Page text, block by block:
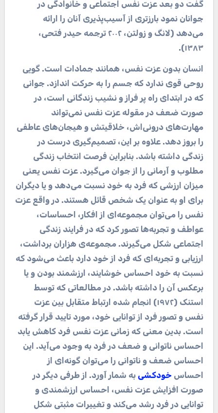
گفت دو بعد عزت نفس اجتماعی و خانوادگی در
جوانان نمود بارزتری از آسیب‌پذیری آنان را ارائه
می‌دهد (لانگ و زولتن، ۲۰۰۲ ترجمه حیدر فتحی،
۱۳۸۳) .
انسان بدون عزت نفس، همانند جمادات است. گویی
روحی قوی ندارد که جسم را به حرکت اندازد. جوانی
که در ابتدای راه پر فراز و نشیب زندگانی است، در
صورت ضعف در مقوله عزت نفس نمی‌تواند
مهارت‌های درونی‌اش، خلاقیتش و هیجان‌های عاطفی
را بروز دهد. علاوه بر این، تصمیم‌گیری درست در
زندگی داشته باشد. بنابراین فرصت انتخاب زندگی
مطلوب و آرمانی را از جوان می‌گیرد. عزت نفس یعنی
میزان ارزشی که فرد به خود نسبت می‌دهد و یا دیگران
برای او به عنوان یک شخص قائل هستند. در واقع عزت
نفس را می‌توان مجموعه‌ای از افکار، احساسات،
عواطف و تجربه‌ها تصور کرد که در فرایند زندگی
اجتماعی شکل می‌گیرند. مجموعه‌ی هزاران برداشت،
ارزیابی و تجربه‌ای که فرد از خود دارد باعث می‌شود که
نسبت به خود احساس خوشایند، ارزشمند بودن و یا
برعکس آن را داشته باشد. در مطالعاتی که توسط
استنک (۱۹۷۲) انجام شده ارتباط متقابل بین عزت
نفس و تصور فرد از توانایی خود، مورد تایید قرار گرفته
است. بدین معنی که زمانی عزت نفس فرد کاهش یابد
احساس ناتوانی و ضعف در فرد به وجود می‌آید. این
احساس ضعف و ناتوانی را می‌توان گونه‌ای از
احساس خودکشی به شمار آورد. از طرفی دیگر در
صورت افزایش عزت نفس، احساس ارزشمندی و
توانایی در فرد رشد می‌کند و تغییرات مثبتی شکل